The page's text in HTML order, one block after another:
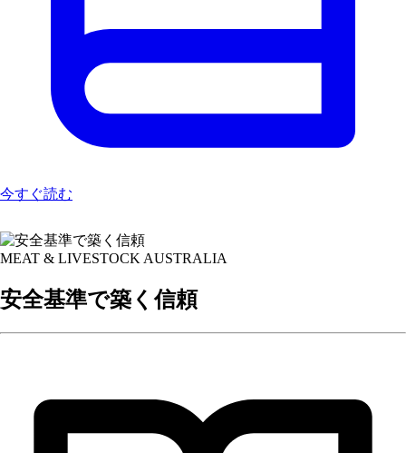
今すぐ読む
MEAT & LIVESTOCK AUSTRALIA
安全基準で築く信頼